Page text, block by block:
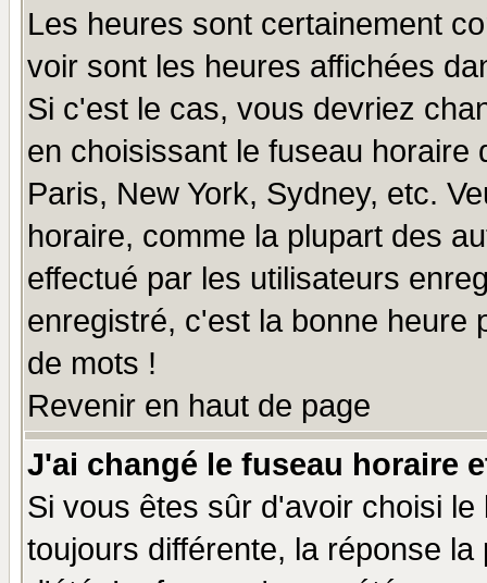
Les heures sont certainement
voir sont les heures affichées
Si c'est le cas, vous devriez
en choisissant le fuseau
Paris, New York, Sydney, etc.
horaire, comme la plupart des
effectué par les utilisateurs
enregistré, c'est la bonne heure
de mots !
Revenir en haut de page
J'ai changé le fuseau horaire
Si vous êtes sûr d'avoir choisi
toujours différente, la réponse